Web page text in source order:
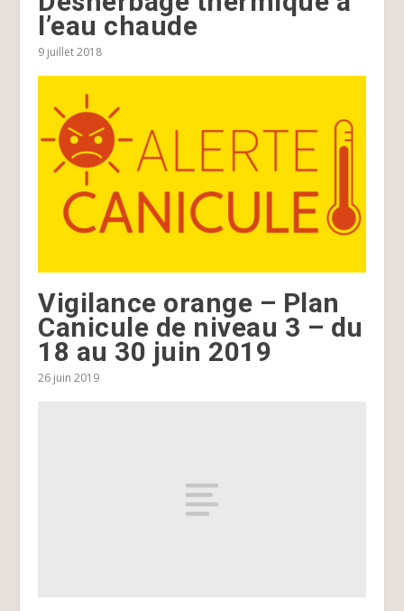
l’eau chaude
9 juillet 2018
Vigilance orange – Plan
Canicule de niveau 3 – du
18 au 30 juin 2019
26 juin 2019